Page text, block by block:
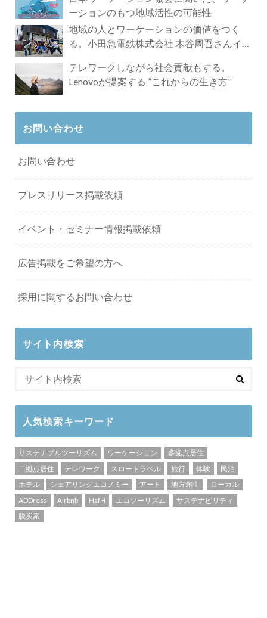
ーションのもつ地域活性の可能性
地域の人とワーケーションの価値をつく
る。小田急電鉄株式会社 木谷周吾さんイン
テレワークしながら社会貢献もする。
Lenovoが提案する ”これからの生き方"
お問い合わせ
お問い合わせ
プレスリリース掲載依頼
イベント・セミナー情報掲載依頼
広告掲載をご希望の方へ
採用に関するお問い合わせ
サイト内検索
人気検索キーワード
サステナブルツーリズム ワーケーション
多拠点居住
二拠点居住
テレワーク スロートラベル 旅行 体験
民泊
ホテル
シェアリングエコノミー アート 地方創生
ローカル
ADDress
Airbnb HafH エコツーリズム
サステナビリティ
脱炭素